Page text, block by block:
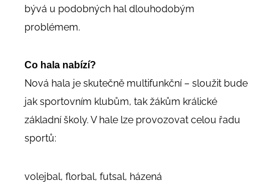
bývá u podobných hal dlouhodobým
problémem.
Co hala nabízí?
Nová hala je skutečně multifunkční – sloužit bude
jak sportovním klubům, tak žákům králické
základní školy. V hale lze provozovat celou řadu
sportů:
volejbal, florbal, futsal, házená